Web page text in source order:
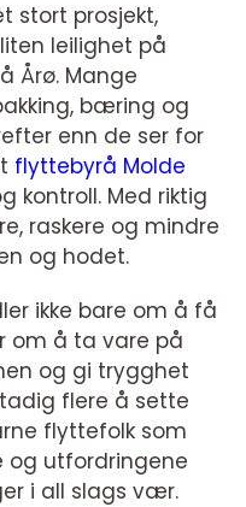
stort prosjekt,
leilighet på
Årø. Mange
bæring og
enn de ser for
flyttebyrå Molde
kontroll. Med riktig
raskere og mindre
og hodet.
ikke bare om å få
om å ta vare på
og gi trygghet
flere å sette
flyttefolk som
og utfordringene
i all slags vær.